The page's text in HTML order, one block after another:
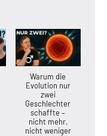
Warum die
Evolution nur
zwei
Geschlechter
schaffte –
nicht mehr,
nicht weniger